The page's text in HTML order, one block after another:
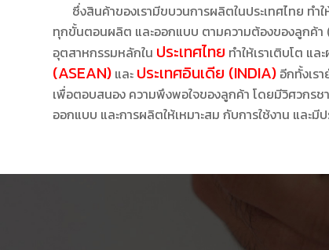
ซึ่งสินค้าของเรามีขบวนการผลิตในประเทศไทย ทำ
ทุกขั้นตอนผลิต และออกแบบ ตามความต้องของลูกค้
อุตสาหกรรมหลักใน ประเทศไทย ทำให้เราเติบโต แ
(ASEAN) และ ประเทศอินเดีย (INDIA) อีกทั้งเร
เพื่อตอบสนอง ความพึงพอใจของลูกค้า โดยมีวิศวกร
ออกแบบ และการผลิตให้เหมาะสม กับการใช้งาน และ